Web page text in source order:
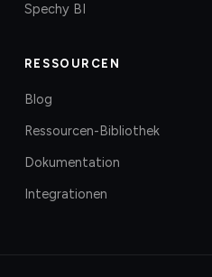
Spechy BI
RESSOURCEN
Blog
Ressourcen-Bibliothek
Dokumentation
Integrationen